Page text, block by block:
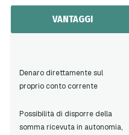
VANTAGGI
Denaro direttamente sul
proprio conto corrente
Possibilità di disporre della
somma ricevuta in autonomia,